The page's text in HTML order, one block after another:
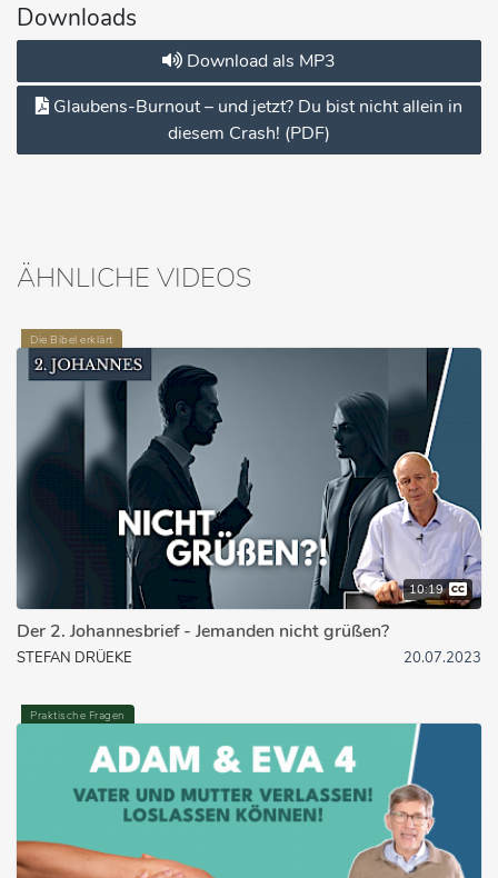
Downloads
Download als MP3
Glaubens-Burnout – und jetzt? Du bist nicht allein in
diesem Crash! (PDF)
ÄHNLICHE VIDEOS
Die Bibel erklärt
10:19
Der 2. Johannesbrief - Jemanden nicht grüßen?
STEFAN DRÜEKE 20.07.2023
Praktische Fragen